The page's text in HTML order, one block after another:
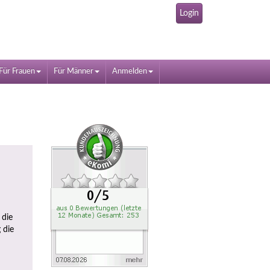
Login
Frauen Für Männer Anmelden
die
die